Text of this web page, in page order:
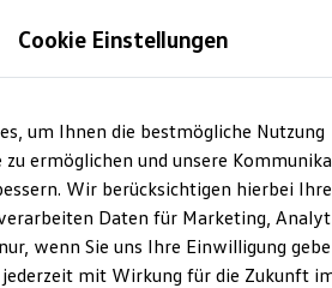
Cookie Einstellungen
um Ihnen die bestmögliche Nutzung
zu ermöglichen und unsere
Wir berücksichtigen hierbei Ihre
Daten für Marketing,
wenn Sie uns Ihre Einwilligung
jederzeit mit Wirkung für die Zukunft